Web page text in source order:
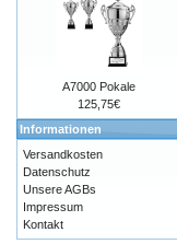
A7000 Pokale
125,75€
Informationen
Versandkosten
Datenschutz
Unsere AGBs
Impressum
Kontakt